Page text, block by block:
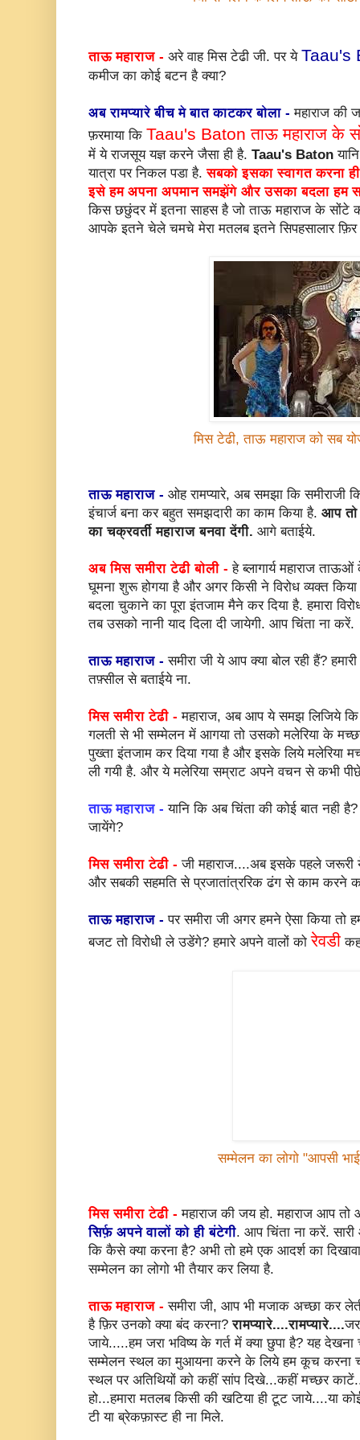
ताऊ महाराज - अरे वाह मिस टेढी जी. पर ये Taau's
कमीज का कोई बटन है क्या?
अब रामप्यारे बीच मे बात काटकर बोला - महाराज की
फ़रमाया कि Taau's Baton ताऊ महाराज के
में ये राजसूय यज्ञ करने जैसा ही है. Taau's Baton
यात्रा पर निकल पडा है.सबको इसका स्वागत करना
इसे हम अपना अपमान समझेंगे और उसका बदला हम
किस छछुंदर में इतना साहस है जो ताऊ महाराज के सोंटे
आपके इतने चेले चमचे मेरा मतलब इतने सिपहसालार
मिस टेढी, ताऊ महाराज को सब
ताऊ महाराज - ओह रामप्यारे, अब समझा कि समीराजी
इंचार्ज बना कर बहुत समझदारी का काम किया है. आप तो
का चक्रवर्ती महाराज बनवा देंगी. आगे बताईये.
अब मिस समीरा टेढी बोली -हे ब्लागार्य महाराज
घूमना शुरू होगया है और अगर किसी ने विरोध व्यक्त
बदला चुकाने का पूरा इंतजाम मैने कर दिया है. हमारा
तब उसको नानी याद दिला दी जायेगी. आप चिंता ना करें.
ताऊ महाराज - समीरा जी ये आप क्या बोल रही हैं?
तफ़्सील से बताईये ना.
मिस समीरा टेढी - महाराज, अब आप ये समझ लिजिये कि
गलती से भी सम्मेलन में आगया तो उसको मलेरिया के
पुख्ता इंतजाम कर दिया गया है और इसके लिये मलेरिया
ली गयी है. और ये मलेरिया सम्राट अपने वचन से कभी
ताऊ महाराज - यानि कि अब चिंता की कोई बात नही
जायेंगे?
मिस समीरा टेढी -जी महाराज....अब इसके पहले जरूरी
और सबकी सहमति से प्रजातांत्ररिक ढंग से काम करने
ताऊ महाराज - पर समीरा जी अगर हमने ऐसा किया तो
बजट तो विरोधी ले उडेंगे? हमारे अपने वालों कोरेवडी
सम्मेलन का लोगो "आपसी
मिस समीरा टेढी - महाराज की जय हो. महाराज आप
सिर्फ़ अपने वालों को ही बंटेगी. आप चिंता ना करें.
कि कैसे क्या करना है? अभी तो हमे एक आदर्श का
सम्मेलन का लोगो भी तैयार कर लिया है.
ताऊ महाराज -समीरा जी, आप भी मजाक अच्छा कर
है फ़िर उनको क्या बंद करना?रामप्यारे....रामप्यारे....
जाये.....हम जरा भविष्य के गर्त में क्या छुपा है? यह
सम्मेलन स्थल का मुआयना करने के लिये हम कूच करना
स्थल पर अतिथियों को कहीं सांप दिखे...कहीं मच्छर
हो...हमारा मतलब किसी की खटिया ही टूट जाये....या
टी या ब्रेकफ़ास्ट ही ना मिले.